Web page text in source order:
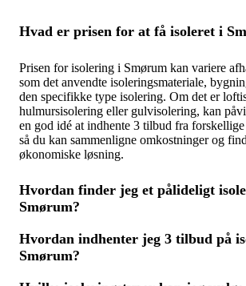
Hvad er prisen for at få isoleret i
Prisen for isolering i Smørum kan variere
som det anvendte isoleringsmateriale,
den specifikke type isolering. Om det er
hulmursisolering eller gulvisolering, kan
en god idé at indhente 3 tilbud fra
så du kan sammenligne omkostninger og
økonomiske løsning.
Hvordan finder jeg et pålideligt
Smørum?
For at finde det bedste isoleringsfirma i
indhente 3 tilbud og sammenligne dem. Vælg
Hvordan indhenter jeg 3 tilbud på
Smørum?